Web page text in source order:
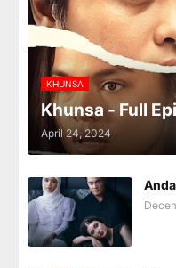
KHUNSA
Khunsa - Full
April 24, 2024